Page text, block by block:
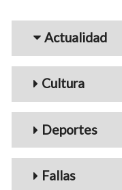
Menu_Videos
Actualidad
Cultura
Deportes
Fallas